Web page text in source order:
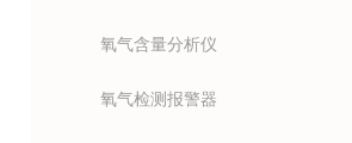
氧气含量分析仪
氧气检测报警器